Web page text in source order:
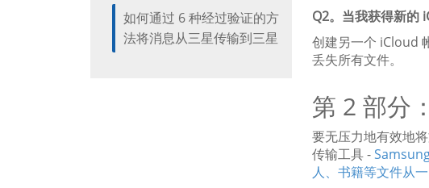
如何通过 6 种经过验证的方
法将消息从三星传输到三星
Q2。当我获得新的
创建另一个 iCloud
丢失所有文件。
第 2 部分
要无压力地有效地
传输工具 -
人、书籍等文件从